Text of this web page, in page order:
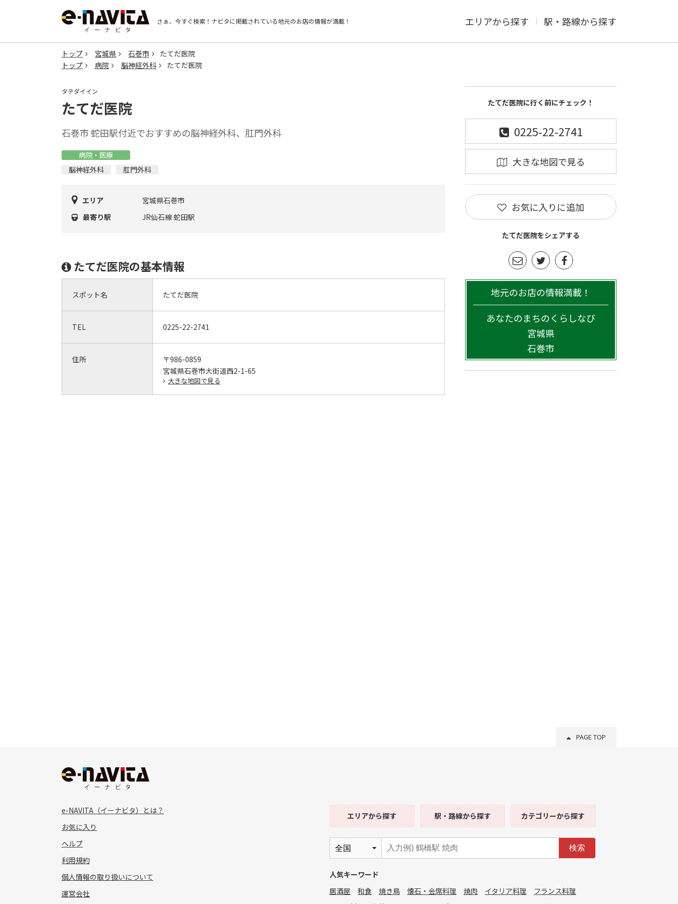
さぁ、今すぐ検索！ ナビタに掲載されている地元のお店の情報が満載！ エリアから探す 駅・路線から探す
トップ 宮城県 石巻市
たてだ医院
トップ
病院 脳神経外科 たてだ医院
タテダイイン
たてだ医院
石巻市 蛇田駅付近でおすすめの脳神経外科、肛門外科
病院・医療
脳神経外科
肛門外科
エリア
宮城県石巻市
最寄り駅
JR仙石線 蛇田駅
たてだ医院の基本情報
スポット名 たてだ医院
TEL 0225-22-2741
住所
〒986-0859
宮城県石巻市大街道西2-1-65
大きな地図で見る
たてだ医院に行く前にチェック！
0225-22-2741
大きな地図で見る
お気に入りに追加
たてだ医院をシェアする
地元のお店の情報満載！
あなたのまちのくらしなび
宮城県
石巻市
PAGE TOP
e-NAVITA（イーナビタ）とは？
お気に入り
ヘルプ
利用規約
個人情報の取り扱いについて
運営会社
エリアから探す 駅・路線から探す カテゴリーから探す
検索
人気キーワード
居酒屋
和食 焼き鳥 懐石・会席料理 焼肉 イタリア料理
フランス料理